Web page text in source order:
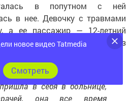
в попутном с ней
в нее. Девочку с травмами
а ее пассажир — 12-летний
карете скорой. Оба ехали без
в себя в больнице,
она все время
новое видео Tatmedia
Cмотреть